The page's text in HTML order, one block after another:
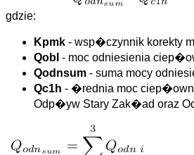
gdzie:
Kpmk - wsp�czynnik korekty
Qobl - moc odniesienia
Qodnsum - suma mocy
Qc1h - �rednia moc
Odp�yw Stary Zak�ad oraz